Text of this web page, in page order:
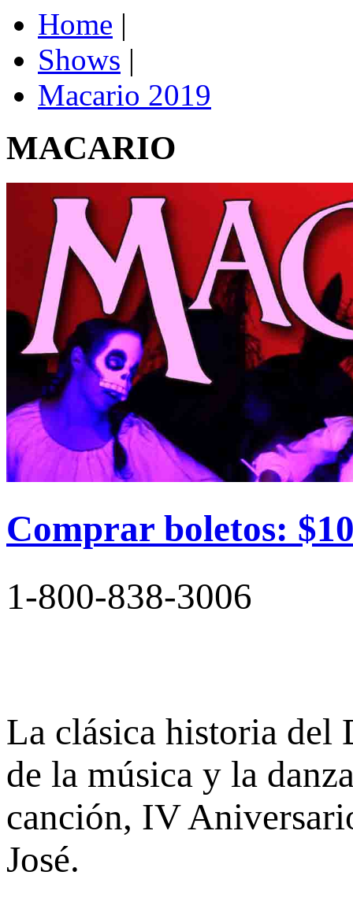
Home |
Shows |
Macario 2019
MACARIO
Comprar boletos:
1-800-838-3006
La clásica historia del
de la música y la
canción, IV
José.